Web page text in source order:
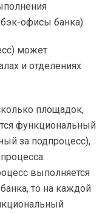
бэк-офисы банка).
может
и отделениях
площадок,
функциональный
за подпроцесс),
выполняется
то на каждой